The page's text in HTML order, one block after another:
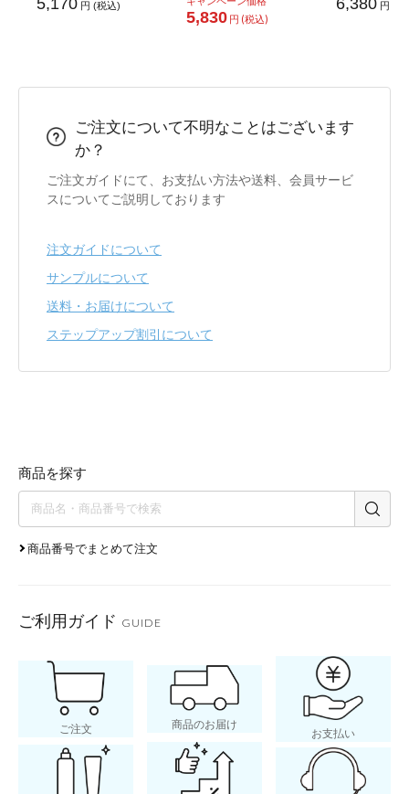
円 (税込)
5,830 円 (税込)
円 (税
ご注文について不明なことはございます
か？
ご注文ガイドにて、お支払い方法や送料、会員サービ
スについてご説明しております
注文ガイドについて
サンプルについて
送料・お届けについて
ステップアップ割引について
商品を探す
商品番号でまとめて注文
ご利用ガイド GUIDE
ご注文 商品のお届け
お支払い